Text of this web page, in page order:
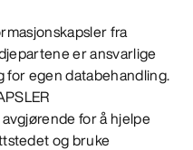
fra
er ansvarlige
for egen databehandling.
for å hjelpe
og bruke